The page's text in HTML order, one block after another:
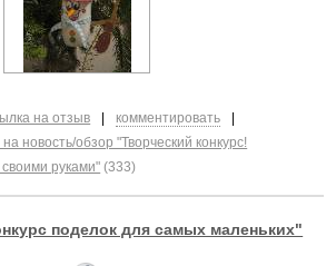
на отзыв комментировать
новость/обзор "Творческий конкурс!
руками" (333)
поделок для самых маленьких"